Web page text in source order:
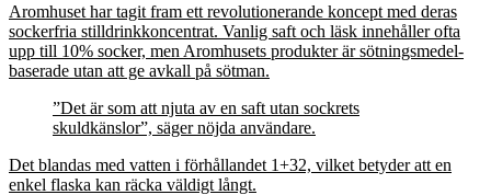
Aromhuset har tagit fram ett revolutionerande koncept med deras
sockerfria stilldrinkkoncentrat. Vanlig saft och läsk innehåller ofta
upp till 10% socker, men Aromhusets produkter är sötningsmedel-
baserade utan att ge avkall på sötman.
”Det är som att njuta av en saft utan sockrets
skuldkänslor”, säger nöjda användare.
Det blandas med vatten i förhållandet 1+32, vilket betyder att en
enkel flaska kan räcka väldigt långt.